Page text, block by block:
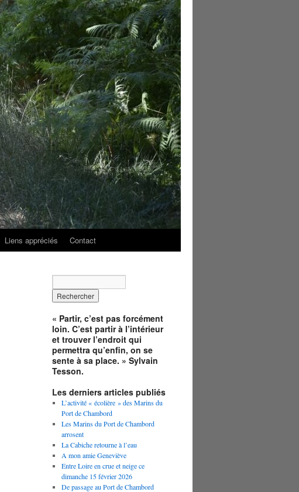
Liens appréciés Contact
« Partir, c’est pas forcément
loin. C’est partir à l’intérieur
et trouver l’endroit qui
permettra qu’enfin, on se
sente à sa place. » Sylvain
Tesson.
Les derniers articles publiés
L’activité « écolière » des Marins du
Port de Chambord
Les Marins du Port de Chambord
arrosent
La Cabiche retourne à l’eau
A mon amie Geneviève
Entre Loire en crue et neige ce
dimanche 15 février 2026
De passage au Port de Chambord